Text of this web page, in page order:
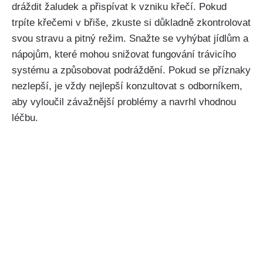
dráždit žaludek a přispívat k vzniku ⁣křečí. Pokud
trpíte křečemi v břiše, zkuste si důkladně zkontrolovat
svou stravu ‍a pitný režim. Snažte se vyhýbat jídlům a
nápojům, které mohou snižovat fungování trávicího
systému a ​způsobovat podráždění.​ Pokud se ⁣příznaky‌
nezlepší, je vždy nejlepší konzultovat s odborníkem,
aby vyloučil závažnější problémy a navrhl vhodnou
léčbu.